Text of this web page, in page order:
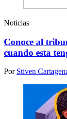
Noticias
Conoce al
cuando esta
Por Stiven